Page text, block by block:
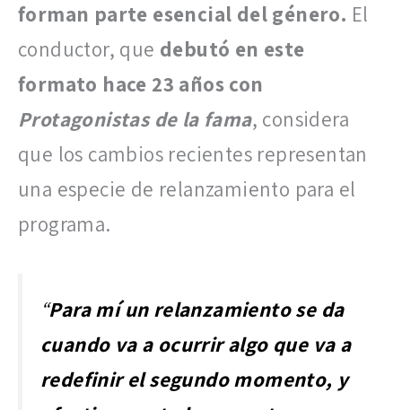
forman parte esencial del género. El
conductor, que debutó en este
formato hace 23 años con
Protagonistas de la fama, considera
que los cambios recientes representan
una especie de relanzamiento para el
programa.
“Para mí un relanzamiento se da
cuando va a ocurrir algo que va a
redefinir el segundo momento, y